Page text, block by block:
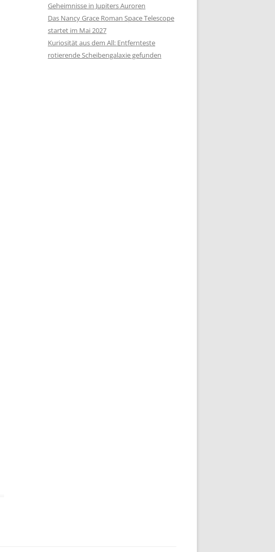
Geheimnisse in Jupiters Auroren
Das Nancy Grace Roman Space Telescope
startet im Mai 2027
Kuriosität aus dem All: Entfernteste
rotierende Scheibengalaxie gefunden